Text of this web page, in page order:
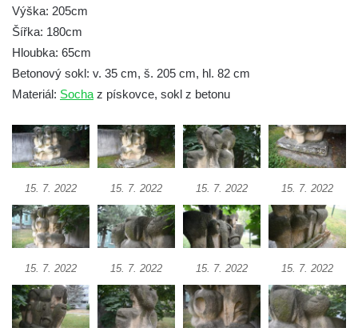
Socha Matka příroda v ZOO Hluboká
Socha Lišky v ZOO Hluboká
Socha Orlice v ZOO Hluboká
Socha Tygr v ZOO Hluboká
Socha Želva v ZOO Hluboká
Socha Kozorožec horský v ZOO Hluboká
Socha Včela v ZOO Hluboká
Socha Nosorožík v ZOO Hluboká
Socha Rosomák v ZOO Hluboká
Výška: 205cm
Šířka: 180cm
Hloubka: 65cm
Betonový sokl: v. 35 cm, š. 205 cm, hl. 82 cm
Materiál: Socha z pískovce, sokl z betonu
15. 7. 2022 15. 7. 2022 15. 7. 2022 15. 7. 2022
15. 7. 2022 15. 7. 2022 15. 7. 2022 15. 7. 2022